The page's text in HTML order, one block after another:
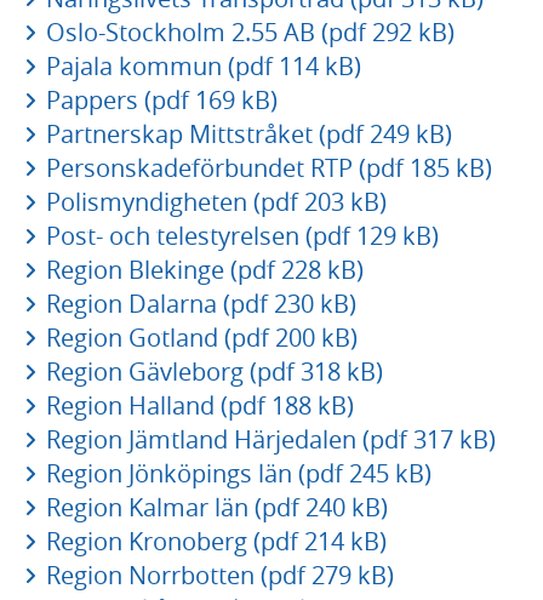
Oslo-Stockholm 2.55 AB (pdf 292 kB)
Pajala kommun (pdf 114 kB)
Pappers (pdf 169 kB)
Partnerskap Mittstråket (pdf 249 kB)
Personskadeförbundet RTP (pdf 185 kB)
Polismyndigheten (pdf 203 kB)
Post- och telestyrelsen (pdf 129 kB)
Region Blekinge (pdf 228 kB)
Region Dalarna (pdf 230 kB)
Region Gotland (pdf 200 kB)
Region Gävleborg (pdf 318 kB)
Region Halland (pdf 188 kB)
Region Jämtland Härjedalen (pdf 317 kB)
Region Jönköpings län (pdf 245 kB)
Region Kalmar län (pdf 240 kB)
Region Kronoberg (pdf 214 kB)
Region Norrbotten (pdf 279 kB)